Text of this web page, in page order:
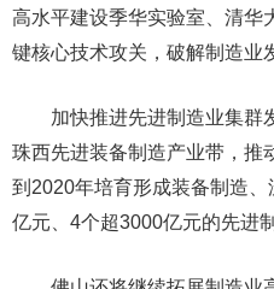
高水平建设季华实验室、清华
键核心技术攻关，破解制造业
加快推进先进制造业集群发
珠西先进装备制造产业带，推
到2020年培育形成装备制造
亿元、4个超3000亿元的先进